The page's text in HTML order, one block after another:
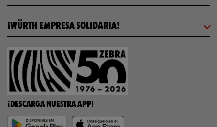
¡WÜRTH EMPRESA SOLIDARIA!
¡DESCARGA NUESTRA APP!